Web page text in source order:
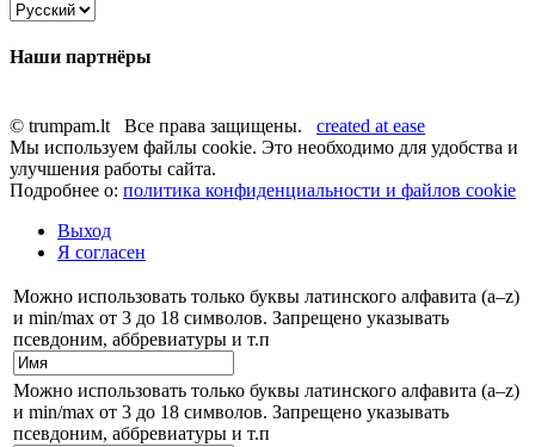
Наши партнёры
© trumpam.lt Все права защищены. created at ease
Мы используем файлы cookie. Это необходимо для удобства и
улучшения работы сайта.
Подробнее о: политика конфиденциальности и файлов cookie
Выход
Я согласен
Можно использовать только буквы латинского алфавита (a–z)
и min/max от 3 до 18 символов. Запрещено указывать
псевдоним, аббревиатуры и т.п
Можно использовать только буквы латинского алфавита (a–z)
и min/max от 3 до 18 символов. Запрещено указывать
псевдоним, аббревиатуры и т.п